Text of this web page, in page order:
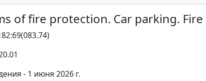
of fire protection. Car parking.
- 1 июня 2026 г.